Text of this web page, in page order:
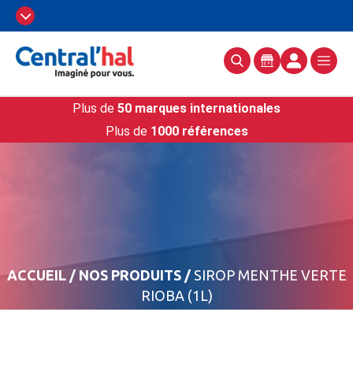
Plus de 50 marques internationales
Plus de 1000 références
ACCUEIL/ NOS PRODUITS/ SIROP MENTHE VERTE
RIOBA (1L)